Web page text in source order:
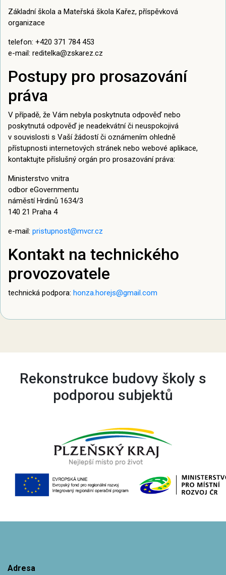
Základní škola a Mateřská škola Kařez, příspěvková
organizace
telefon: +420 371 784 453
e-mail: reditelka@zskarez.cz
Postupy pro prosazování
práva
V případě, že Vám nebyla poskytnuta odpověď nebo
poskytnutá odpověď je neadekvátní či neuspokojivá
v souvislosti s Vaší žádostí či oznámením ohledně
přístupnosti internetových stránek nebo webové aplikace,
kontaktujte příslušný orgán pro prosazování práva:
Ministerstvo vnitra
odbor eGovernmentu
náměstí Hrdinů 1634/3
140 21 Praha 4
e-mail: pristupnost@mvcr.cz
Kontakt na technického
provozovatele
technická podpora: honza.horejs@gmail.com
Rekonstrukce budovy školy s
podporou subjektů
Adresa